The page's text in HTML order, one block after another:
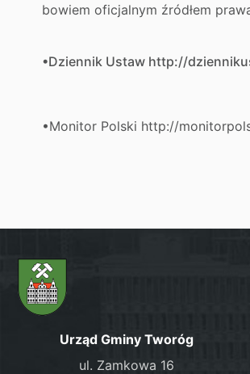
bowiem oficjalnym źródłem
•Dziennik Ustaw http://
•Monitor Polski http://
Urząd Gminy Tworóg
ul. Zamkowa 16